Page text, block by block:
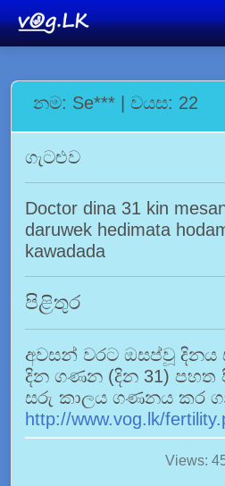
නම: Se*** | වයස: 22
ගැටළුව
Doctor dina 31 kin
daruwek hedimata
kawadada
පිළිතුර
අවසන් වරට ඔසප්වූ දිනය
දින ගණන (දින 31) පහත
සරු කාලය ගණනය කර
http://www.vog.lk/
Views: